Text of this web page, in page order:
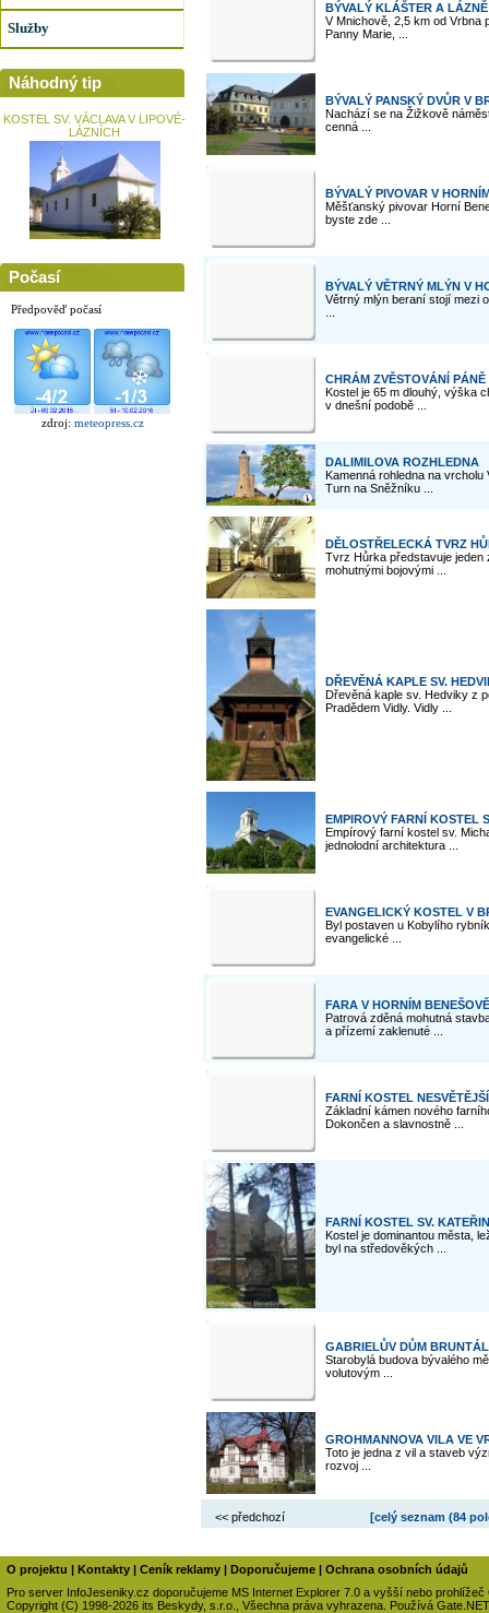
Služby
Náhodný tip
KOSTEL SV. VÁCLAVA V LIPOVÉ-
LÁZNÍCH
Počasí
Předpověď počasí
zdroj: meteopress.cz
BÝVALÝ KLÁŠTER A
V Mnichově, 2,5 km od Vrbna
Panny Marie, ...
BÝVALÝ PANSKÝ DVŮR V
Nachází se na Žižkově
cenná ...
BÝVALÝ PIVOVAR V
Měšťanský pivovar Horní
byste zde ...
BÝVALÝ VĚTRNÝ MLÝN V
Větrný mlýn beraní stojí mezi
CHRÁM ZVĚSTOVÁNÍ
Kostel je 65 m dlouhý, výška
v dnešní podobě ...
DALIMILOVA ROZHLEDNA
Kamenná rohledna na
Turn na Sněžníku ...
DĚLOSTŘELECKÁ TVRZ
Tvrz Hůrka představuje jeden
mohutnými bojovými ...
DŘEVĚNÁ KAPLE SV.
Dřevěná kaple sv. Hedviky z
Pradědem Vidly. Vidly ...
EMPIROVÝ FARNÍ KOSTEL
Empírový farní kostel sv.
jednolodní architektura ...
EVANGELICKÝ KOSTEL V
Byl postaven u Kobylího
evangelické ...
FARA V HORNÍM BENEŠOVĚ
Patrová zděná mohutná
a přízemí zaklenuté ...
FARNÍ KOSTEL
Základní kámen nového
Dokončen a slavnostně ...
FARNÍ KOSTEL SV.
Kostel je dominantou města,
byl na středověkých ...
GABRIELŮV DŮM BRUNTÁL
Starobylá budova bývalého
volutovým ...
GROHMANNOVA VILA VE
Toto je jedna z vil a staveb
rozvoj ...
<< předchozí [celý seznam (84
O projektu | Kontakty | Ceník reklamy | Doporučujeme | Ochrana osobních údajů
Pro server InfoJeseniky.cz doporučujeme MS Internet Explorer 7.0 a vyšší nebo prohlížeč
Copyright (C) 1998-2026 its Beskydy, s.r.o., Všechna práva vyhrazena. Používá